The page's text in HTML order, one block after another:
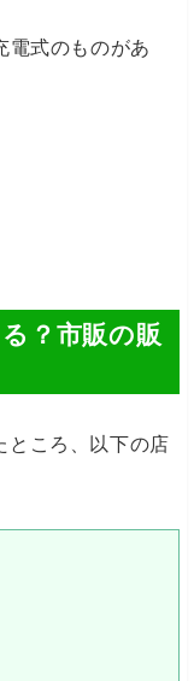
電式のものがあ
？市販の販
ところ、以下の店